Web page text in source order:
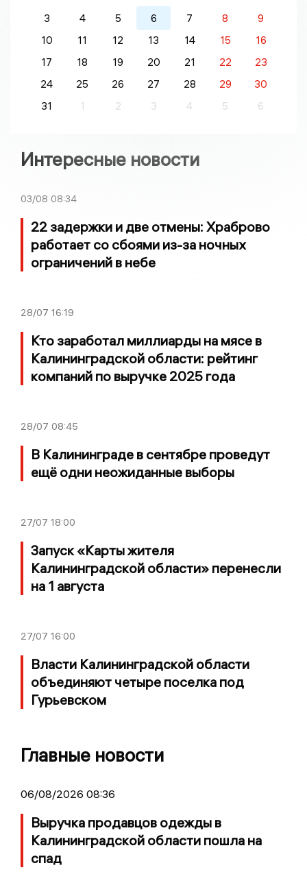
3
4 5 6 7 8
9
10
11 12 13 14 15
16
17
18 19 20 21 22
23
24
25 26 27 28 29
30
31
1 2 3 4 5 6
Интересные новости
03/08 08:34
22 задержки и две отмены: Храброво
работает со сбоями из-за ночных
ограничений в небе
28/07 16:19
Кто заработал миллиарды на мясе в
Калининградской области: рейтинг
компаний по выручке 2025 года
28/07 08:45
В Калининграде в сентябре проведут
ещё одни неожиданные выборы
27/07 18:00
Запуск «Карты жителя
Калининградской области» перенесли
на 1 августа
27/07 16:00
Власти Калининградской области
объединяют четыре поселка под
Гурьевском
Главные новости
06/08/2026 08:36
Выручка продавцов одежды в
Калининградской области пошла на
спад